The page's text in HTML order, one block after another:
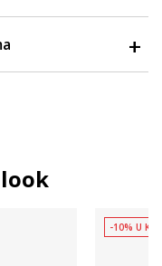
-10% U